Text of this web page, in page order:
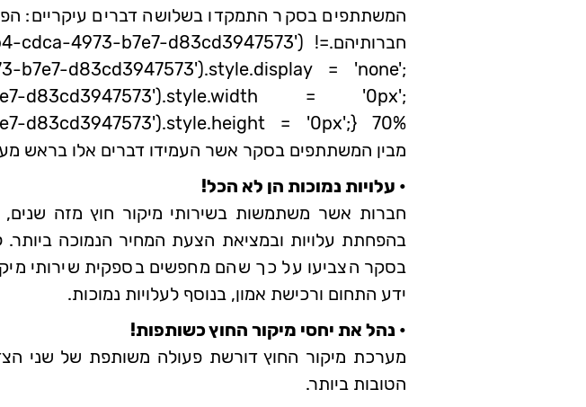
המשתתפים בסקר התמקדו בשלושה דברים עיקריים:
חברותיהם.cdca-4973-b7e7-d83cd3947573') !=
b7e7-d83cd3947573').style.display = 'none';
b7e7-d83cd3947573').style.width = '0px';
d83cd3947573').style.height = '0px';} 70%
מבין המשתתפים בסקר אשר העמידו דברים אלו בראש
• עלויות נמוכות הן לא הכל!
חברות אשר משתמשות בשירותי מיקור חוץ מזה שנים,
בהפחתת עלויות ובמציאת הצעת המחיר הנמוכה
בסקר הצביעו על כך שהם מחפשים בספקית שירותי
ידע התחום ורכישת אמון, בנוסף לעלויות נמוכות.
• נהל את יחסי מיקור החוץ כשותפות!
מערכת מיקור החוץ דורשת פעולה משותפת של שני
הטובות ביותר.